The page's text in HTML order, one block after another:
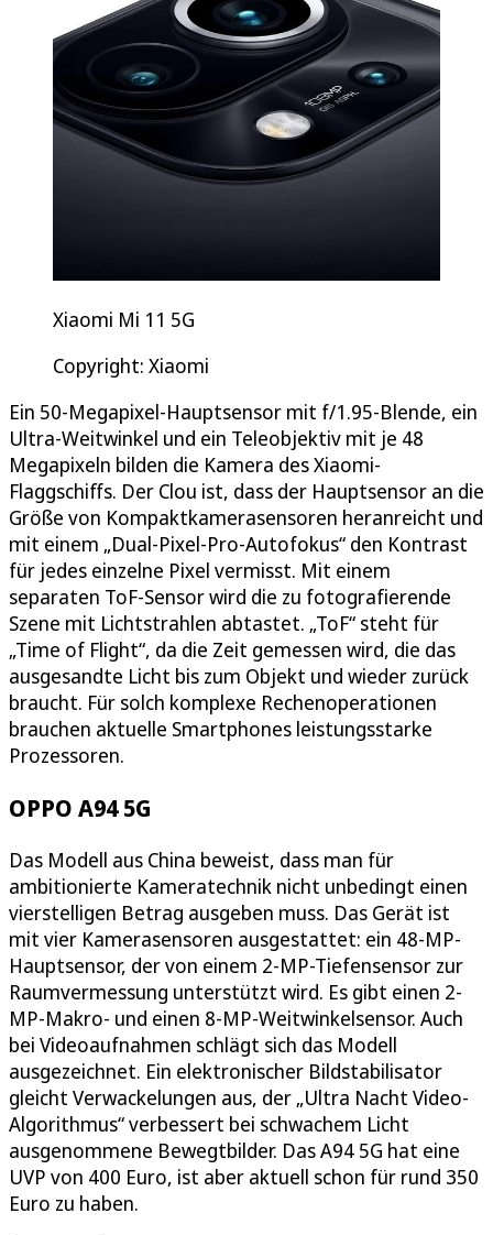
Xiaomi Mi 11 5G
Copyright: Xiaomi
Ein 50-Megapixel-Hauptsensor mit f/1.95-Blende, ein
Ultra-Weitwinkel und ein Teleobjektiv mit je 48
Megapixeln bilden die Kamera des Xiaomi-
Flaggschiffs. Der Clou ist, dass der Hauptsensor an die
Größe von Kompaktkamerasensoren heranreicht und
mit einem „Dual-Pixel-Pro-Autofokus“ den Kontrast
für jedes einzelne Pixel vermisst. Mit einem
separaten ToF-Sensor wird die zu fotografierende
Szene mit Lichtstrahlen abtastet. „ToF“ steht für
„Time of Flight“, da die Zeit gemessen wird, die das
ausgesandte Licht bis zum Objekt und wieder zurück
braucht. Für solch komplexe Rechenoperationen
brauchen aktuelle Smartphones leistungsstarke
Prozessoren.
OPPO A94 5G
Das Modell aus China beweist, dass man für
ambitionierte Kameratechnik nicht unbedingt einen
vierstelligen Betrag ausgeben muss. Das Gerät ist
mit vier Kamerasensoren ausgestattet: ein 48-MP-
Hauptsensor, der von einem 2-MP-Tiefensensor zur
Raumvermessung unterstützt wird. Es gibt einen 2-
MP-Makro- und einen 8-MP-Weitwinkelsensor. Auch
bei Videoaufnahmen schlägt sich das Modell
ausgezeichnet. Ein elektronischer Bildstabilisator
gleicht Verwackelungen aus, der „Ultra Nacht Video-
Algorithmus“ verbessert bei schwachem Licht
ausgenommene Bewegtbilder. Das A94 5G hat eine
UVP von 400 Euro, ist aber aktuell schon für rund 350
Euro zu haben.